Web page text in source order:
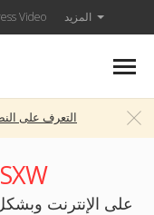
Video المزيد
التعرف على
محول SCT إلى SXW